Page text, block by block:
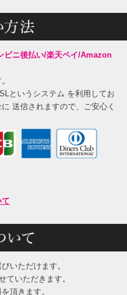
ビニ後払い/楽天ペイ/Amazon
というシステム を利用してお
送信されますので、ご安心く
いただけます。
いただきます。
頂きます。